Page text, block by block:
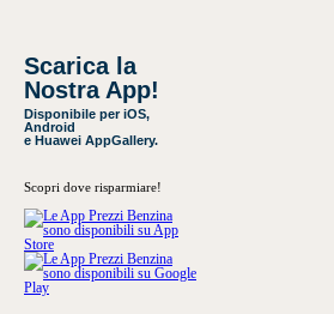
Scarica la
Nostra App!
Disponibile per iOS,
Android
e Huawei AppGallery.
Scopri dove risparmiare!